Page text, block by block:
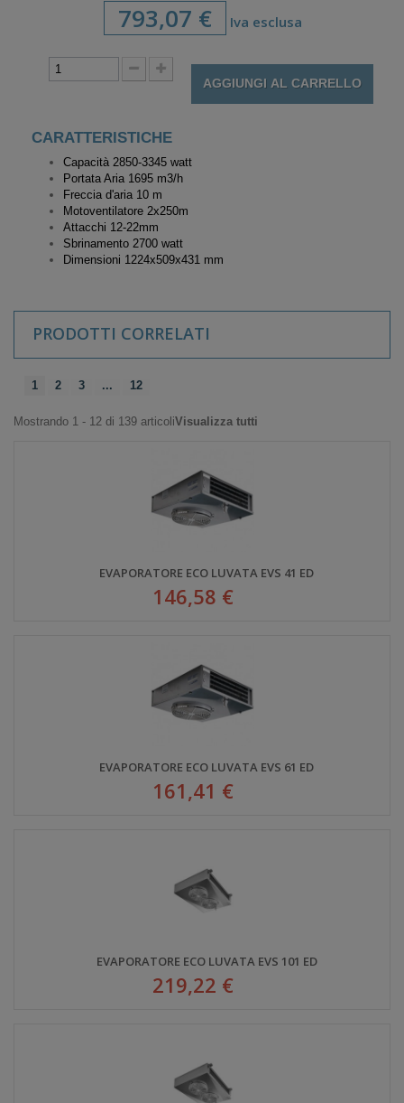
793,07 € Iva esclusa
AGGIUNGI AL CARRELLO
CARATTERISTICHE
Capacità 2850-3345 watt
Portata Aria 1695 m3/h
Freccia d'aria 10 m
Motoventilatore 2x250m
Attacchi 12-22mm
Sbrinamento 2700 watt
Dimensioni 1224x509x431 mm
PRODOTTI CORRELATI
1 2 3 ... 12
Mostrando 1 - 12 di 139 articoliVisualizza tutti
EVAPORATORE ECO LUVATA EVS 41 ED
146,58 €
EVAPORATORE ECO LUVATA EVS 61 ED
161,41 €
EVAPORATORE ECO LUVATA EVS 101 ED
219,22 €